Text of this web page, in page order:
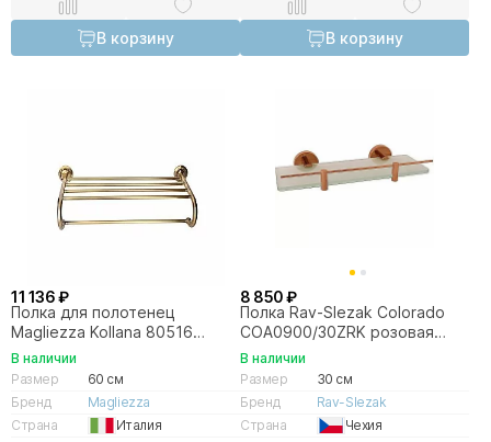
В корзину В корзину
11 136 ₽
Полка для полотенец
Magliezza Kollana 80516
бронза
В наличии
Размер
60 см
Бренд
Magliezza
Страна
Италия
8 850 ₽
Полка Rav-Slezak Colorado
COA0900/30ZRK розовая
золотистая крацованная
В наличии
Размер
30 см
Бренд
Rav-Slezak
Страна
Чехия